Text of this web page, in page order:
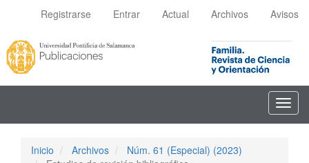
principal
principal
Barra
lateral
Registrarse Entrar Actual Archivos Avisos
Inicio Archivos
Núm. 61 (Especial) (2023)